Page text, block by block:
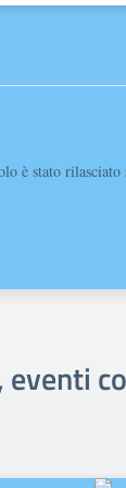
è stato
eventi